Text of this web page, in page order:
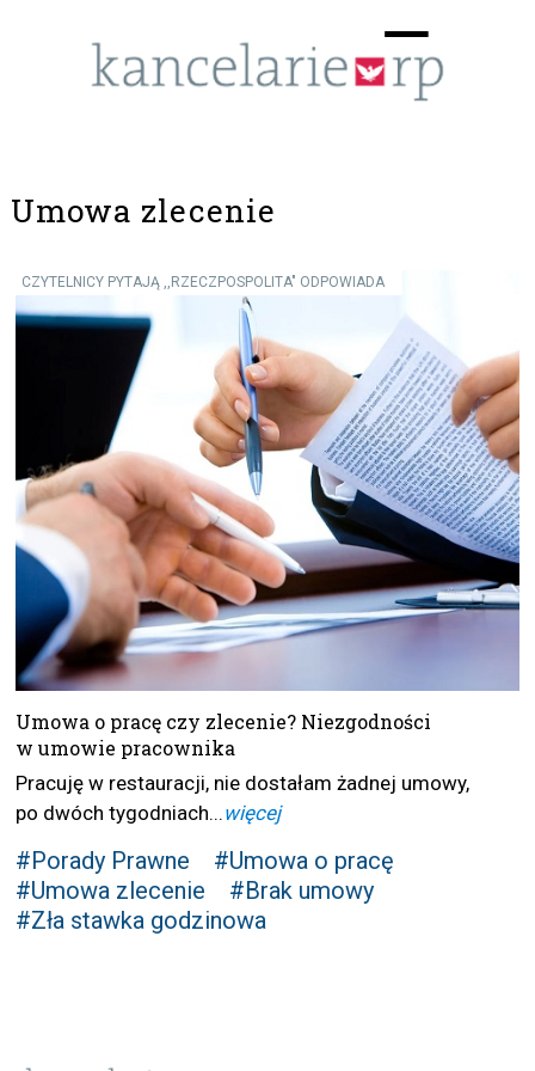
☰
Umowa zlecenie
CZYTELNICY PYTAJĄ ,,RZECZPOSPOLITA" ODPOWIADA
Umowa o pracę czy zlecenie? Niezgodności
w umowie pracownika
Pracuję w restauracji, nie dostałam żadnej umowy,
po dwóch tygodniach...więcej
#Porady Prawne
#Umowa o pracę
#Umowa zlecenie
#Brak umowy
#Zła stawka godzinowa